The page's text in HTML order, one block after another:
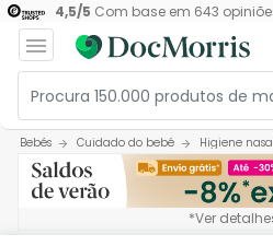
4,5/5 Com base em 643
Bebés Cuidado do bebé Higiene
*Ver